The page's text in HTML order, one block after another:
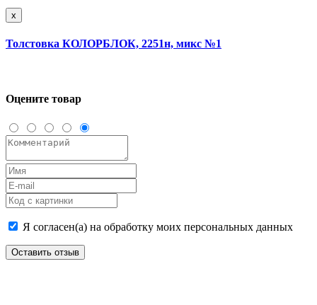
x
Толстовка КОЛОРБЛОК, 2251н, микс №1
Оцените товар
Я согласен(а) на обработку моих персональных данных
Оставить отзыв